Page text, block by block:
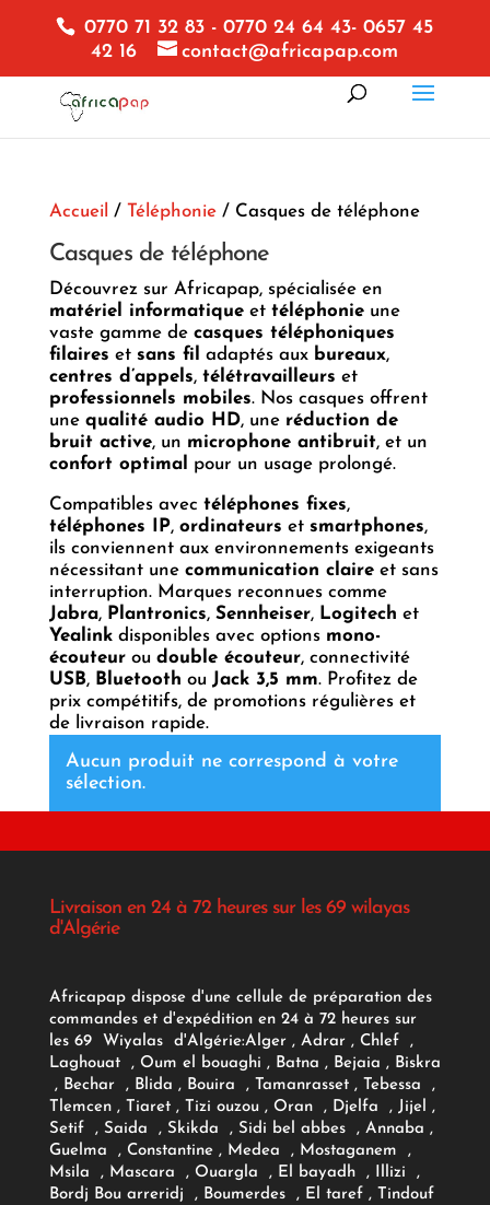
0770 71 32 83 - 0770 24 64 43- 0657 45
42 16
contact@africapap.com
Accueil / Téléphonie/ Casques de téléphone
Casques de téléphone
Découvrez sur Africapap, spécialisée en
matériel informatiqueet téléphonieune
vaste gamme de casques téléphoniques
filaires et sans fil adaptés aux bureaux,
centres d’appels, télétravailleurs et
professionnels mobiles. Nos casques offrent
une qualité audio HD, une réduction de
bruit active, un microphone antibruit, et un
confort optimal
pour un usage prolongé.
Compatibles avec téléphones fixes,
téléphones IP, ordinateurs et smartphones,
ils conviennent aux environnements exigeants
nécessitant une communication claireet sans
interruption. Marques reconnues comme
Jabra, Plantronics, Sennheiser, Logitech et
Yealinkdisponibles avec options mono-
écouteurou double écouteur, connectivité
USB, Bluetooth ou Jack 3,5 mm. Profitez de
prix compétitifs, de promotions régulières et
de livraison rapide.
Aucun produit ne correspond à votre
sélection.
Livraison en 24 à 72 heures sur les 69 wilayas
d'Algérie
Africapap dispose d'une cellule de préparation des
commandes et d'expédition en 24 à 72 heures sur
les 69 Wiyalas d'Algérie:Alger , Adrar, Chlef ,
Laghouat , Oum el bouaghi , Batna , Bejaia , Biskra
, Bechar , Blida , Bouira , Tamanrasset , Tebessa ,
Tlemcen , Tiaret , Tizi ouzou , Oran , Djelfa , Jijel ,
Setif , Saida , Skikda , Sidi bel abbes , Annaba ,
Guelma , Constantine , Medea , Mostaganem ,
Msila , Mascara , Ouargla , El bayadh , Illizi ,
Bordj Bou arreridj , Boumerdes , El taref , Tindouf